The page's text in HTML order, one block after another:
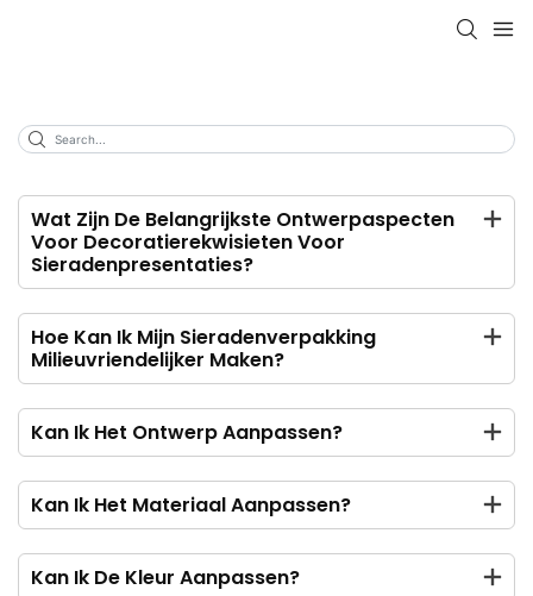
Wat Zijn De Belangrijkste Ontwerpaspecten
Voor Decoratierekwisieten Voor
Sieradenpresentaties?
Hoe Kan Ik Mijn Sieradenverpakking
Milieuvriendelijker Maken?
Kan Ik Het Ontwerp Aanpassen?
Kan Ik Het Materiaal Aanpassen?
Kan Ik De Kleur Aanpassen?